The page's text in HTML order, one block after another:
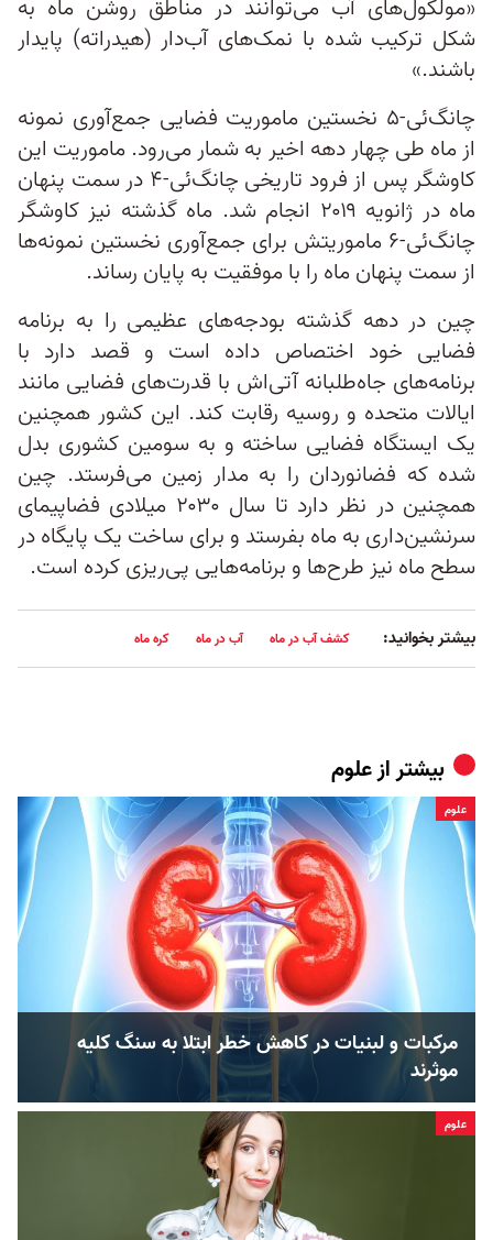
«مولکول‌های آب می‌توانند در مناطق روشن ماه به
شکل ترکیب شده با نمک‌های آب‌دار (هیدراته) پایدار
باشند.»
چانگ‌ئی-۵ نخستین ماموریت فضایی جمع‌آوری نمونه
از ماه طی چهار دهه اخیر به شمار می‌رود. ماموریت این
کاوشگر پس از فرود تاریخی چانگ‌ئی-۴ در سمت پنهان
ماه در ژانویه ۲۰۱۹ انجام شد. ماه گذشته نیز کاوشگر
چانگ‌ئی-۶ ماموریتش برای جمع‌آوری نخستین نمونه‌ها
از سمت پنهان ماه را با موفقیت به پایان رساند.
چین در دهه گذشته بودجه‌های عظیمی را به برنامه
فضایی خود اختصاص داده است و قصد دارد با
برنامه‌های جاه‌طلبانه‌ آتی‌اش با قدرت‌های فضایی مانند
ایالات متحده و روسیه رقابت کند. این کشور همچنین
یک ایستگاه فضایی ساخته و به سومین کشوری بدل
شده که فضانوردان را به مدار زمین می‌فرستد. چین
همچنین در نظر دارد تا سال ۲۰۳۰ میلادی فضاپیمای
سرنشین‌داری به ماه بفرستد و برای ساخت یک پایگاه در
سطح ماه نیز طرح‌ها و برنامه‌هایی پی‌ریزی کرده است.
بیشتر بخوانید: کشف آب در ماه آب در ماه کره ماه
بیشتر ازعلوم
علوم
مرکبات و لبنیات در کاهش خطر ابتلا به سنگ کلیه
موثرند
علوم